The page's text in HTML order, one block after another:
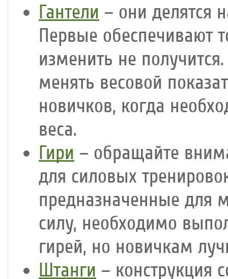
Гантели – они делятся
Первые обеспечивают
изменить не
менять весовой
новичков, когда
веса.
Гири – обращайте
для силовых
предназначенные для
силу, необходимо
гирей, но новичкам
Штанги – конструкция